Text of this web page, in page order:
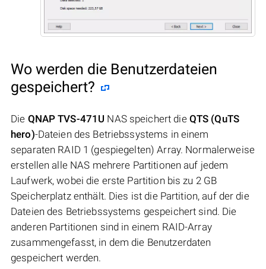
Wo werden die Benutzerdateien
gespeichert?
Die QNAP TVS-471U NAS speichert die QTS (QuTS
hero)-Dateien des Betriebssystems in einem
separaten RAID 1 (gespiegelten) Array. Normalerweise
erstellen alle NAS mehrere Partitionen auf jedem
Laufwerk, wobei die erste Partition bis zu 2 GB
Speicherplatz enthält. Dies ist die Partition, auf der die
Dateien des Betriebssystems gespeichert sind. Die
anderen Partitionen sind in einem RAID-Array
zusammengefasst, in dem die Benutzerdaten
gespeichert werden.